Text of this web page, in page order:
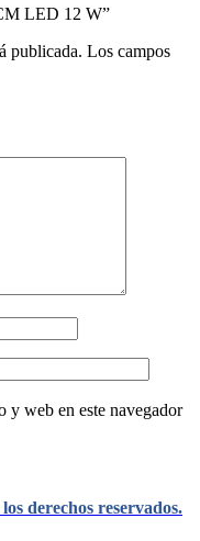
LED 12 W”
publicada. Los campos
y web en este navegador
derechos reservados.